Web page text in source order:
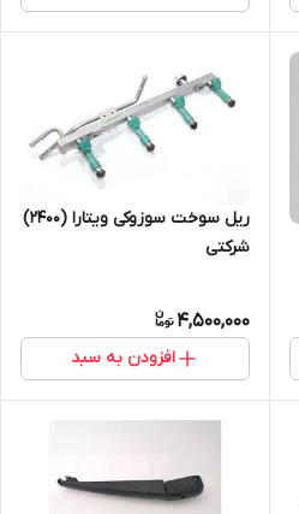
ریل سوخت سوزوکی ویتارا (2400)
شرکتی
4,500,000
افزودن به سبد